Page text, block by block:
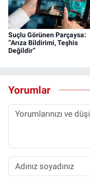
Suçlu Görünen Parçaysa:
“Arıza Bildirimi, Teşhis
Değildir”
Yorumlar